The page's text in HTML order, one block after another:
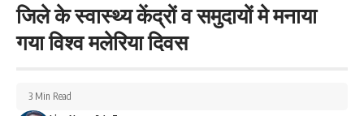
जिले के स्वास्थ्य केंद्रों व समुदायों मे मनाया
गया विश्व मलेरिया दिवस
3 Min Read